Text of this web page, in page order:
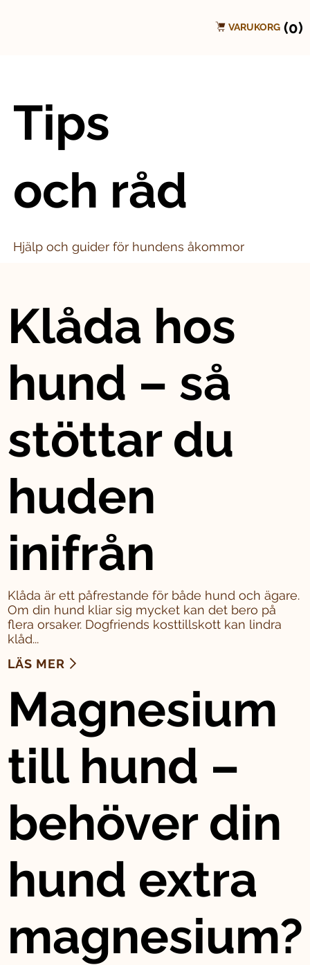
VARUKORG (0)
Tips
och råd
Hjälp och guider för hundens åkommor
Klåda hos
hund – så
stöttar du
huden
inifrån
Klåda är ett påfrestande för både hund och ägare.
Om din hund kliar sig mycket kan det bero på
flera orsaker. Dogfriends kosttillskott kan lindra
klåd...
LÄS MER
Magnesium
till hund –
behöver din
hund extra
magnesium?